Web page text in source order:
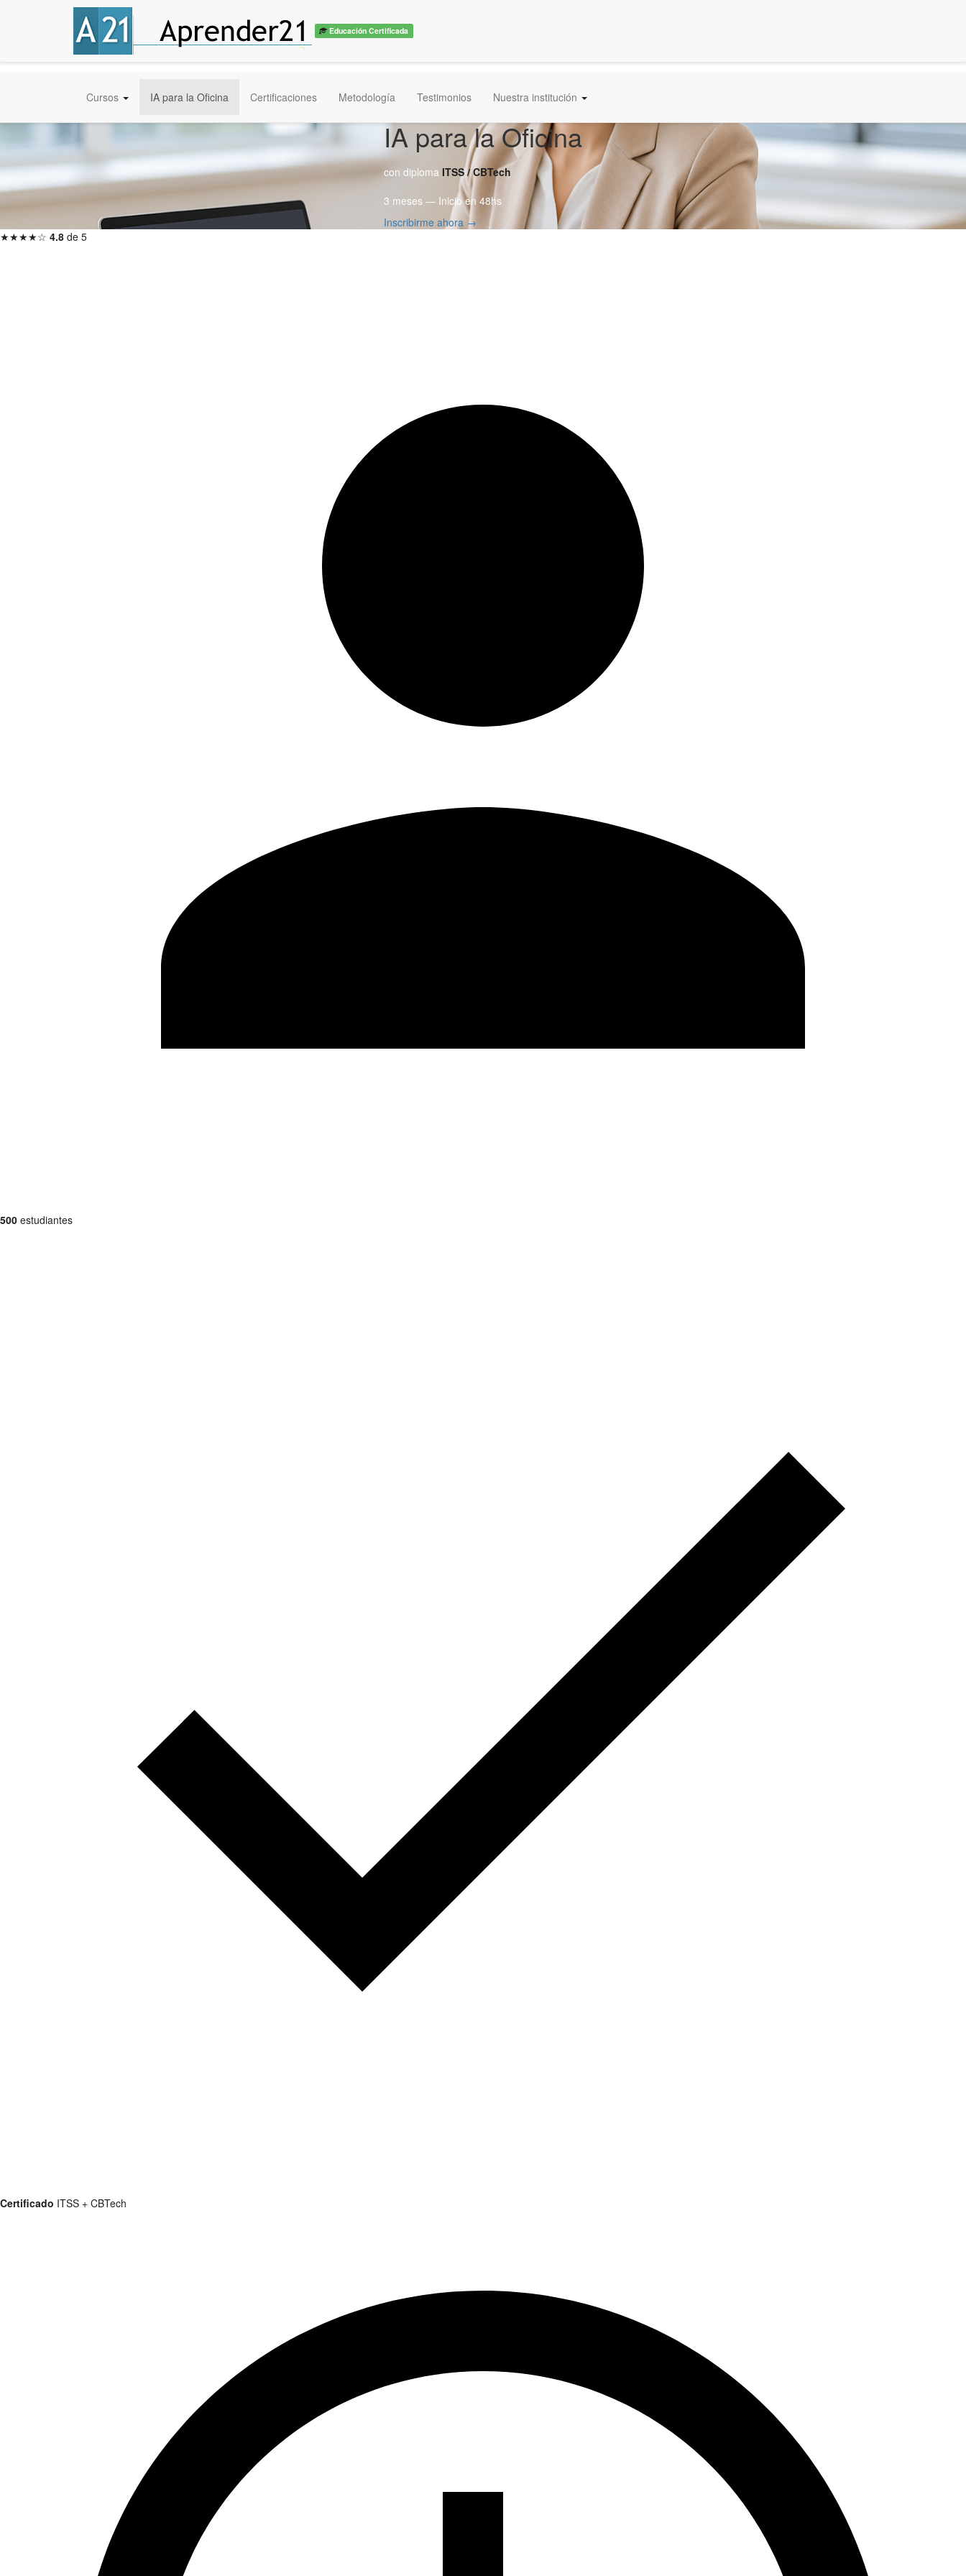
Educación Certificada
Cursos IA para la Oficina Certificaciones Metodología Testimonios Nuestra institución
IA para la Oficina
con diploma ITSS / CBTech
3 meses — Inicio en 48hs
Inscribirme ahora →
★★★★☆ 4.8 de 5
500 estudiantes
Certificado ITSS + CBTech